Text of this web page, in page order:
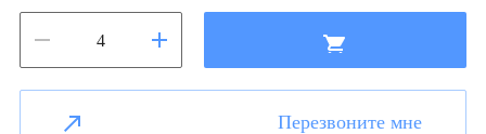
Перезвоните мне